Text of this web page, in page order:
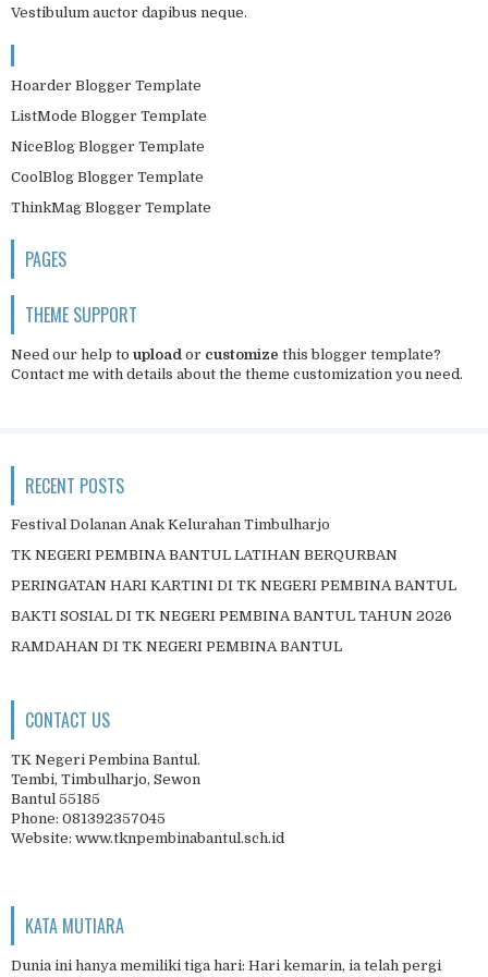
Vestibulum auctor dapibus neque.
Hoarder Blogger Template
ListMode Blogger Template
NiceBlog Blogger Template
CoolBlog Blogger Template
ThinkMag Blogger Template
PAGES
THEME SUPPORT
Need our help to upload or customize this blogger template?
Contact me with details about the theme customization you need.
RECENT POSTS
Festival Dolanan Anak Kelurahan Timbulharjo
TK NEGERI PEMBINA BANTUL LATIHAN BERQURBAN
PERINGATAN HARI KARTINI DI TK NEGERI PEMBINA BANTUL
BAKTI SOSIAL DI TK NEGERI PEMBINA BANTUL TAHUN 2026
RAMDAHAN DI TK NEGERI PEMBINA BANTUL
CONTACT US
TK Negeri Pembina Bantul.
Tembi, Timbulharjo, Sewon
Bantul 55185
Phone: 081392357045
Website: www.tknpembinabantul.sch.id
KATA MUTIARA
Dunia ini hanya memiliki tiga hari: Hari kemarin, ia telah pergi